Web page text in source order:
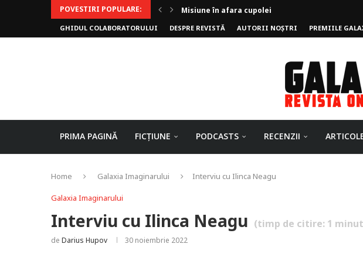
POVESTIRI POPULARE:
Misiune în afara cupolei
Invoker (video)
Alergarea de seară
Biblioteca lui Pavel
Rejuvenare
Falia
Arhivele Dincolo-Timpului
Axa lui Heron
Jumătatea goală
GHIDUL COLABORATORULUI DESPRE REVISTĂ AUTORII NOȘTRI PREMIILE
PRIMA PAGINĂ FICȚIUNE PODCASTS RECENZII
Home Galaxia Imaginarului Interviu cu Ilinca Neagu
Galaxia Imaginarului
Interviu cu Ilinca Neagu (timp de citire: 1
de Darius Hupov 30 noiembrie 2022